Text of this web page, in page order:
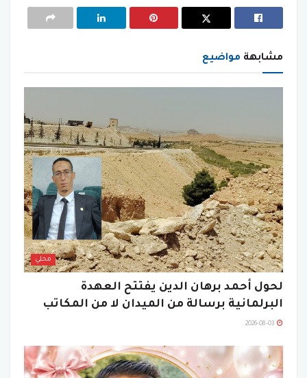
مشابهة مواضيع
محلي
لحول أحمد برهان الدين يفتتح العهدة
البرلمانية برسالة من الميدان لا من المكاتب